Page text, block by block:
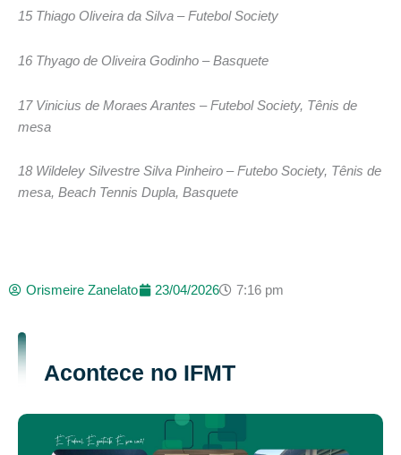
15 Thiago Oliveira da Silva – Futebol Society
16 Thyago de Oliveira Godinho – Basquete
17 Vinicius de Moraes Arantes – Futebol Society, Tênis de
mesa
18 Wildeley Silvestre Silva Pinheiro – Futebo Society, Tênis de
mesa, Beach Tennis Dupla, Basquete
Orismeire Zanelato 23/04/2026 7:16 pm
Acontece no IFMT